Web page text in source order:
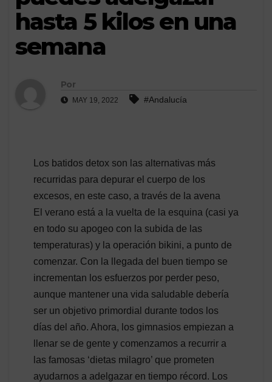
hasta 5 kilos en una
semana
Por
MAY 19, 2022 #Andalucía
Los batidos detox son las alternativas más
recurridas para depurar el cuerpo de los
excesos, en este caso, a través de la avena
El verano está a la vuelta de la esquina (casi ya
en todo su apogeo con la subida de las
temperaturas) y la operación bikini, a punto de
comenzar. Con la llegada del buen tiempo se
incrementan los esfuerzos por perder peso,
aunque mantener una vida saludable debería
ser un objetivo primordial durante todos los
días del año. Ahora, los gimnasios empiezan a
llenar se de gente y comenzamos a recurrir a
las famosas ‘dietas milagro’ que prometen
ayudarnos a adelgazar en tiempo récord. Los